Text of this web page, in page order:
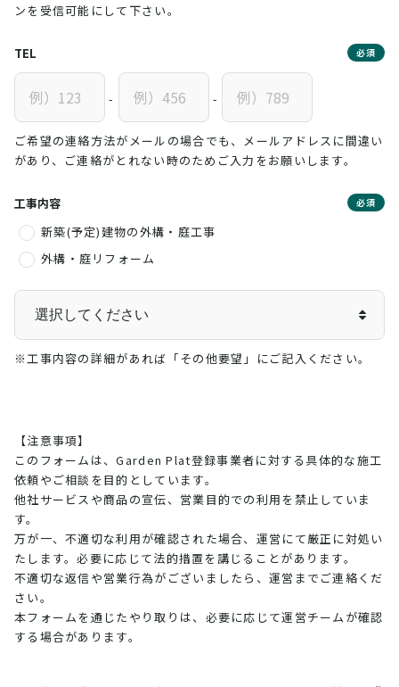
ンを受信可能にして下さい。
TEL 必須
- -
ご希望の連絡方法がメールの場合でも、メールアドレスに間違い
があり、ご連絡がとれない時のためご入力をお願いします。
工事内容 必須
新築(予定)建物の外構・庭工事
外構・庭リフォーム
※工事内容の詳細があれば「その他要望」にご記入ください。
【注意事項】
このフォームは、Garden Plat登録事業者に対する具体的な施工
依頼やご相談を目的としています。
他社サービスや商品の宣伝、営業目的での利用を禁止していま
す。
万が一、不適切な利用が確認された場合、運営にて厳正に対処い
たします。必要に応じて法的措置を講じることがあります。
不適切な返信や営業行為がございましたら、運営までご連絡くだ
さい。
本フォームを通じたやり取りは、必要に応じて運営チームが確認
する場合があります。